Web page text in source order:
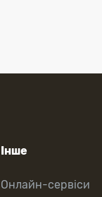
Інше
Онлайн-сервіси